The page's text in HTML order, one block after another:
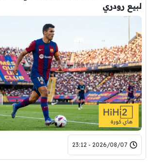
لبيع رودري
2026/08/07 - 23:12